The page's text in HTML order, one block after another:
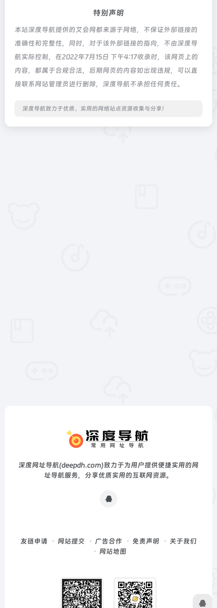
特别声明
本站深度导航提供的艾会网都来源于网络，不保证外部链接的
准确性和完整性，同时，对于该外部链接的指向，不由深度导
航实际控制，在2022年7月15日 下午4:17收录时，该网页上的
内容，都属于合规合法，后期网页的内容如出现违规，可以直
接联系网站管理员进行删除，深度导航不承担任何责任。
深度导航致力于优质、实用的网络站点资源收集与分享！
深度网址导航(deepdh.com)致力于为用户提供便捷实用的网
址导航服务，分享优质实用的互联网资源。
友链申请 网站提交 广告合作 免责声明
关于我们
网站地图